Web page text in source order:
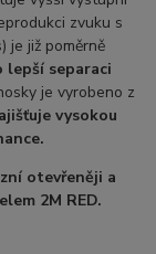
zvuku s
je již poměrně
separaci
je vyrobeno z
vysokou
otevřeněji a
2M RED.